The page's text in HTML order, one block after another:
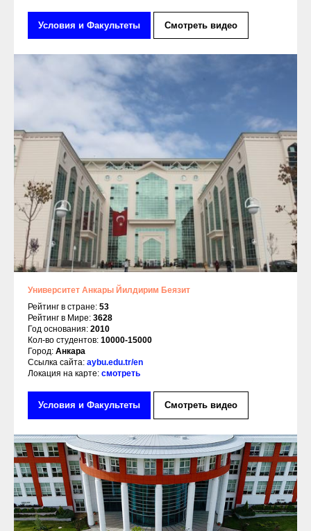
Условия и Факультеты Смотреть видео
Университет Анкары Йилдирим Беязит
Рейтинг в стране: 53
Рейтинг в Мире: 3628
Год основания: 2010
Кол-во студентов: 10000-15000
Город: Анкара
Ссылка сайта: aybu.edu.tr/en
Локация на карте: смотреть
Условия и Факультеты Смотреть видео